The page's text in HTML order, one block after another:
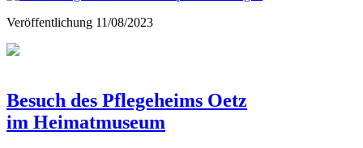
Veröffentlichung 11/08/2023
Besuch des Pflegeheims Oetz
im Heimatmuseum